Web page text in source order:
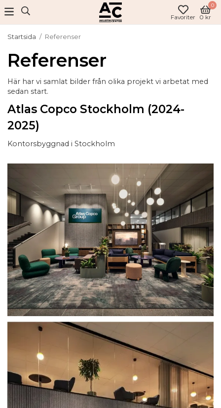
Favoriter
0
0 kr
Startsida / Referenser
Referenser
Här har vi samlat bilder från olika projekt vi arbetat med
sedan start.
Atlas Copco Stockholm (2024-
2025)
Kontorsbyggnad i Stockholm